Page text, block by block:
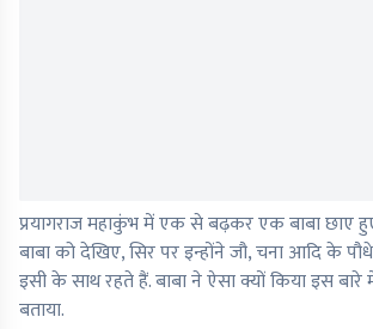
प्रयागराज महाकुंभ में एक से बढ़कर एक बाबा छाए
बाबा को देखिए, सिर पर इन्होंने जौ, चना आदि के
इसी के साथ रहते हैं. बाबा ने ऐसा क्यों किया इस
बताया.